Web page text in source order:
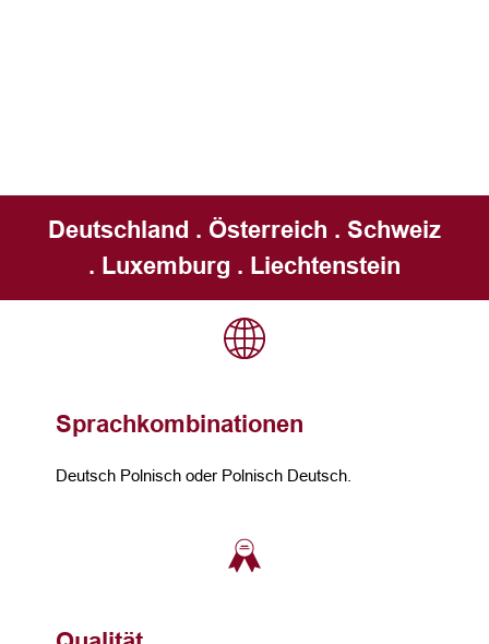
Deutschland . Österreich . Schweiz
. Luxemburg . Liechtenstein
Sprachkombinationen
Deutsch Polnisch oder Polnisch Deutsch.